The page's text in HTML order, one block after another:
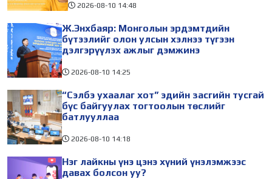
2026-08-10 14:48
Ж.Энхбаяр: Монголын эрдэмтдийн
бүтээлийг олон улсын хэлнээ түгээн
дэлгэрүүлэх ажлыг дэмжинэ
2026-08-10 14:25
“Сэлбэ ухаалаг хот” эдийн засгийн тусгай
бүс байгуулах тогтоолын төслийг
батлууллаа
2026-08-10 14:18
Нэг лайкны үнэ цэнэ хүний үнэлэмжээс
давах болсон уу?